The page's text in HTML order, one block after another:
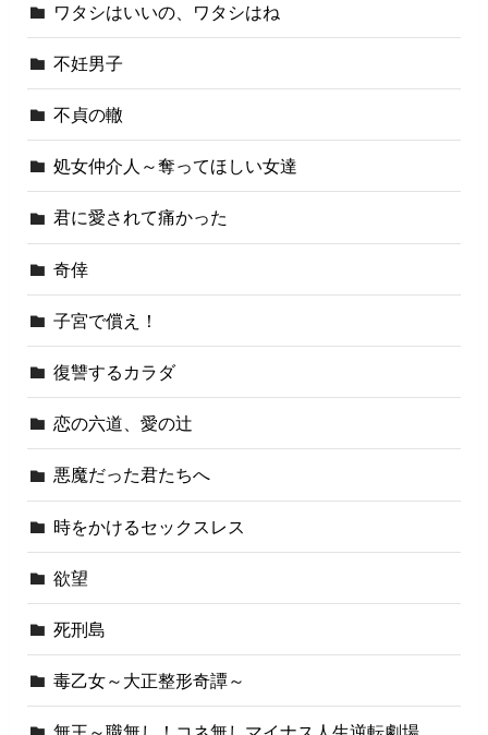
ワタシはいいの、ワタシはね
不妊男子
不貞の轍
処女仲介人～奪ってほしい女達
君に愛されて痛かった
奇倖
子宮で償え！
復讐するカラダ
恋の六道、愛の辻
悪魔だった君たちへ
時をかけるセックスレス
欲望
死刑島
毒乙女～大正整形奇譚～